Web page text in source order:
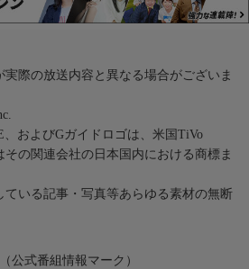
際の放送内容と異なる場合がございま
およびGガイドロゴは、米国TiVo
その関連会社の日本国内における商標ま
ている記事・写真等あらゆる素材の無断
公式番組情報マーク）